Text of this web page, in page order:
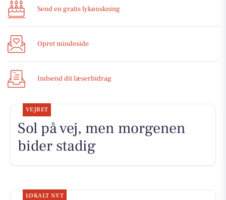
Send en gratis lykønskning
Opret mindeside
Indsend dit læserbidrag
VEJRET
Sol på vej, men morgenen
bider stadig
LOKALT NYT